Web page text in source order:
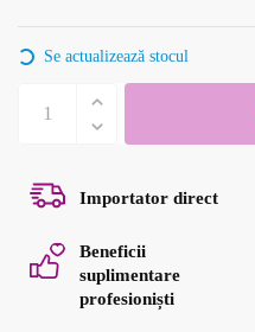
Se actualizează stocul
Bigudiuri
Garden
Jet
Roșii
Importator direct
Beneficii
suplimentare
profesioniști